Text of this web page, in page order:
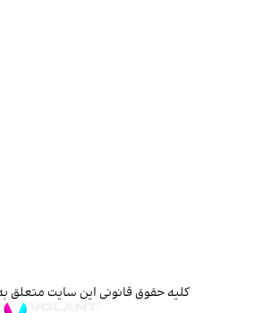
کلیه حقوق قانونی این سایت متعلق